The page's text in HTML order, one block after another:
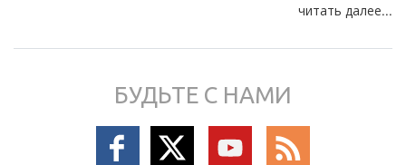
читать далее...
БУДЬТЕ С НАМИ
Follow Follow
Follow
Follow